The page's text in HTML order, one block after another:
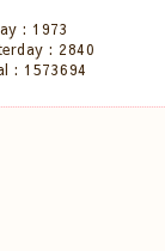
: 1973
: 2840
: 1573694